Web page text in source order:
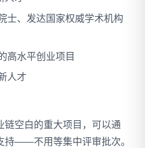
士、发达国家权威学术机构
高水平创业项目
人才
链空白的重大项目，可以通
持——不用等集中评审批次。